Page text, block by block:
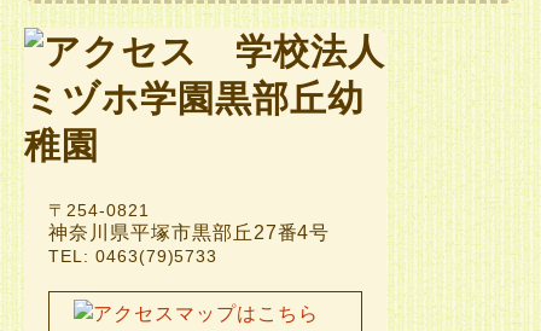
〒254-0821
神奈川県平塚市黒部丘27番4号
TEL: 0463(79)5733